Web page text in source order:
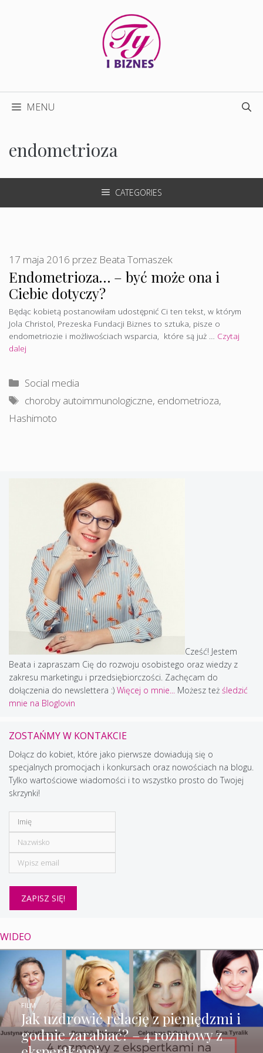
MENU
endometrioza
CATEGORIES
Endometrioza… – być może ona i
Ciebie dotyczy?
17 maja 2016 przez Beata Tomaszek
Będąc kobietą postanowiłam udostępnić Ci ten tekst, w którym
Jola Christol, Prezeska Fundacji Biznes to sztuka, pisze o
endometriozie i możliwościach wsparcia, które są już … Czytaj
dalej
Kategorie
Social media
Tagi
choroby autoimmunologiczne, endometrioza,
Hashimoto
Cześć! Jestem
Beata i zapraszam Cię do rozwoju osobistego oraz wiedzy z
zakresu marketingu i przedsiębiorczości. Zachęcam do
dołączenia do newslettera :) Więcej o mnie... Możesz też śledzić
mnie na Bloglovin
ZOSTAŃMY W KONTAKCIE
Dołącz do kobiet, które jako pierwsze dowiadują się o
specjalnych promocjach i konkursach oraz nowościach na blogu.
Tylko wartościowe wiadomości i to wszystko prosto do Twojej
skrzynki!
WIDEO
Jak uzdrowić relację z pieniędzmi i
godnie zarabiać? – 4 rozmowy z
FILM